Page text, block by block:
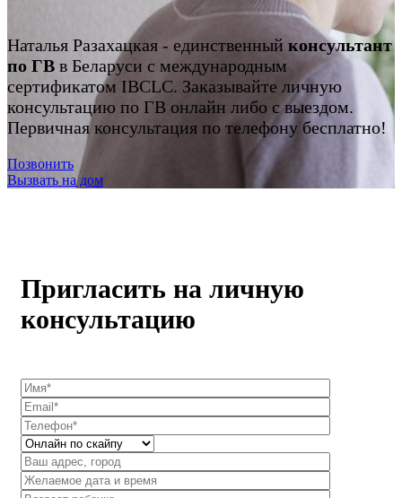
Наталья Разахацкая - единственный консультант
по ГВ в Беларуси с международным
сертификатом IBCLC. Заказывайте личную
консультацию по ГВ онлайн либо с выездом.
Первичная консультация по телефону бесплатно!
Позвонить
Вызвать на дом
Пригласить на личную
консультацию